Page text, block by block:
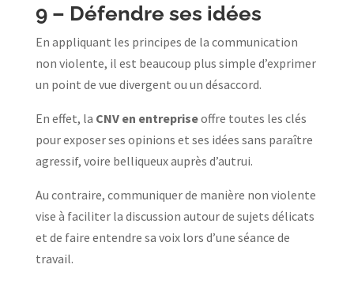
9 – Défendre ses idées
En appliquant les principes de la communication
non violente, il est beaucoup plus simple d’exprimer
un point de vue divergent ou un désaccord.
En effet, la CNV en entrepriseoffre toutes les clés
pour exposer ses opinions et ses idées sans paraître
agressif, voire belliqueux auprès d’autrui.
Au contraire, communiquer de manière non violente
vise à faciliter la discussion autour de sujets délicats
et de faire entendre sa voix lors d’une séance de
travail.